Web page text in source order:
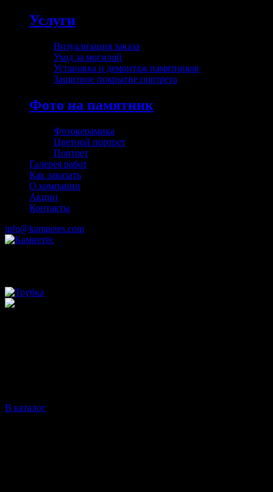
Услуги
Визуализация заказа
Уход за могилой
Установка и демонтаж памятников
Защитное покрытие портрета
Фото на памятник
Фотокерамика
Цветной портрет
Портрет
Галерея работ
Как заказать
О компании
Акции
Контакты
info@kamnetes.com
В каталог